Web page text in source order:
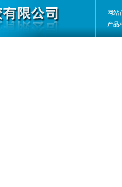
网站
产品